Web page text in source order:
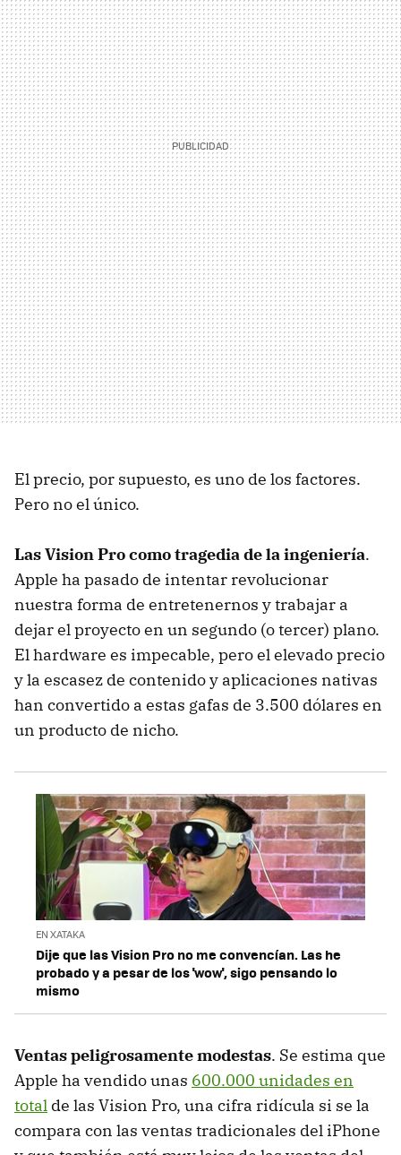
El precio, por supuesto, es uno de los factores.
Pero no el único.
Las Vision Pro como tragedia de la ingeniería.
Apple ha pasado de intentar revolucionar
nuestra forma de entretenernos y trabajar a
dejar el proyecto en un segundo (o tercer) plano.
El hardware es impecable, pero el elevado precio
y la escasez de contenido y aplicaciones nativas
han convertido a estas gafas de 3.500 dólares en
un producto de nicho.
EN XATAKA
Dije que las Vision Pro no me convencían. Las he
probado y a pesar de los 'wow', sigo pensando lo
mismo
Ventas peligrosamente modestas. Se estima que
Apple ha vendido unas 600.000 unidades en
total de las Vision Pro, una cifra ridícula si se la
compara con las ventas tradicionales del iPhone